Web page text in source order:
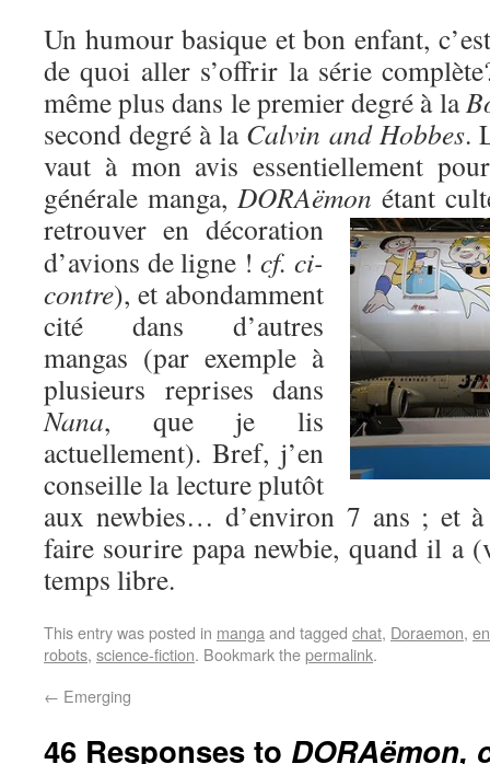
Un humour basique et bon enfant,
de quoi aller s’offrir la série
même plus dans le premier degré à la
second degré à la Calvin and Hobbes.
vaut à mon avis essentiellement
générale manga, DORAëmon étant
retrouver en décoration
d’avions de ligne !cf. ci-
contre), et abondamment
cité dans d’autres
mangas (par exemple à
plusieurs reprises dans
Nana, que je lis
actuellement). Bref, j’en
conseille la lecture plutôt
aux newbies… d’environ 7 ans ; et à
faire sourire papa newbie, quand il a
temps libre.
This entry was posted in manga and tagged chat, Doraemon,
robots, science-fiction. Bookmark thepermalink.
← Emerging
46 Responses to DORAëmon,